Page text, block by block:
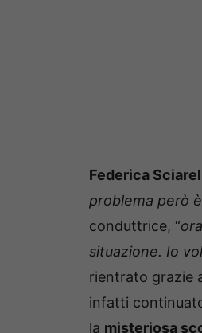
Federica
problema però
conduttrice, “
situazione. Io
rientrato grazie
infatti
la misteriosa